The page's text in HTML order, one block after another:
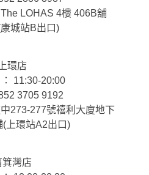
LOHAS 4樓 406B舖
站B出口)
上環店
11:30-20:00
3705 9192
273-277號禧利大廈地下
站A2出口)
箕灣店